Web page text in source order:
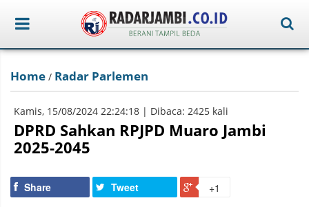
Home / Radar Parlemen
Kamis, 15/08/2024 22:24:18 | Dibaca: 2425 kali
DPRD Sahkan RPJPD Muaro Jambi
2025-2045
Share Tweet +1